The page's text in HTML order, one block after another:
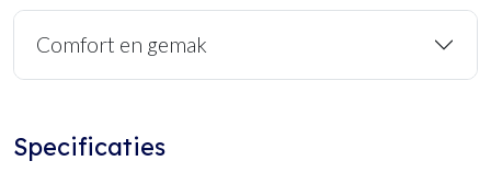
Comfort en gemak
Specificaties